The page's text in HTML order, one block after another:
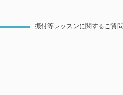
振付等レッスンに関するご質問